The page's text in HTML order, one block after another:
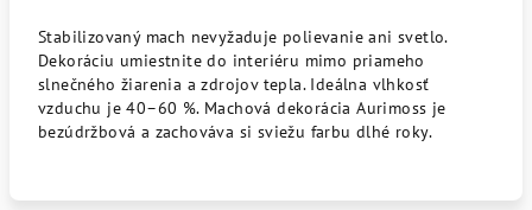
Stabilizovaný mach nevyžaduje polievanie ani svetlo.
Dekoráciu umiestnite do interiéru mimo priameho
slnečného žiarenia a zdrojov tepla. Ideálna vlhkosť
vzduchu je 40–60 %. Machová dekorácia Aurimoss je
bezúdržbová a zachováva si sviežu farbu dlhé roky.